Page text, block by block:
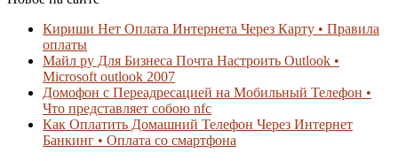
Кириши Нет Оплата Интернета Через Карту • Правила
оплаты
Майл ру Для Бизнеса Почта Настроить Outlook •
Microsoft outlook 2007
Домофон с Переадресацией на Мобильный Телефон •
Что представляет собою nfc
Как Оплатить Домашний Телефон Через Интернет
Банкинг • Оплата со смартфона